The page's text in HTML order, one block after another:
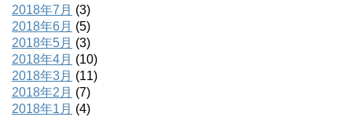
2018年7月 (3)
2018年6月 (5)
2018年5月 (3)
2018年4月 (10)
2018年3月 (11)
2018年2月 (7)
2018年1月 (4)